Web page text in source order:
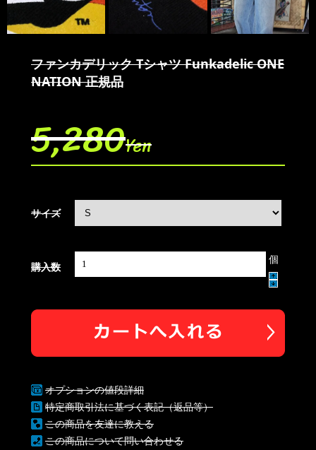
ファンカデリック Tシャツ Funkadelic ONE
NATION 正規品
5,280Yen
サイズ
購入数
個
オプションの値段詳細
特定商取引法に基づく表記（返品等）
この商品を友達に教える
この商品について問い合わせる